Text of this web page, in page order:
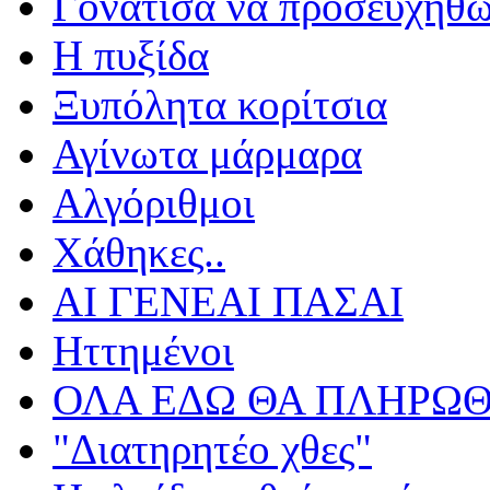
Η πυξίδα
Ξυπόλητα κορίτσια
Αγίνωτα μάρμαρα
Αλγόριθμοι
Χάθηκες..
ΑΙ ΓΕΝΕΑΙ ΠΑΣΑΙ
Ηττημένοι
ΟΛΑ ΕΔΩ ΘΑ
"Διατηρητέο χθες"